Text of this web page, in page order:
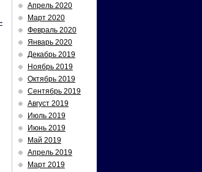
Апрель 2020
Март 2020
Февраль 2020
Январь 2020
Декабрь 2019
Ноябрь 2019
Октябрь 2019
Сентябрь 2019
Август 2019
Июль 2019
Июнь 2019
Май 2019
Апрель 2019
Март 2019